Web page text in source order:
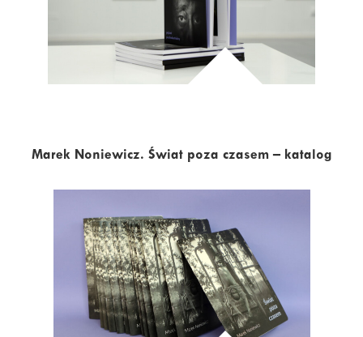
Marek Noniewicz. Świat poza czasem – katalog